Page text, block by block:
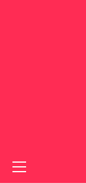
Menu